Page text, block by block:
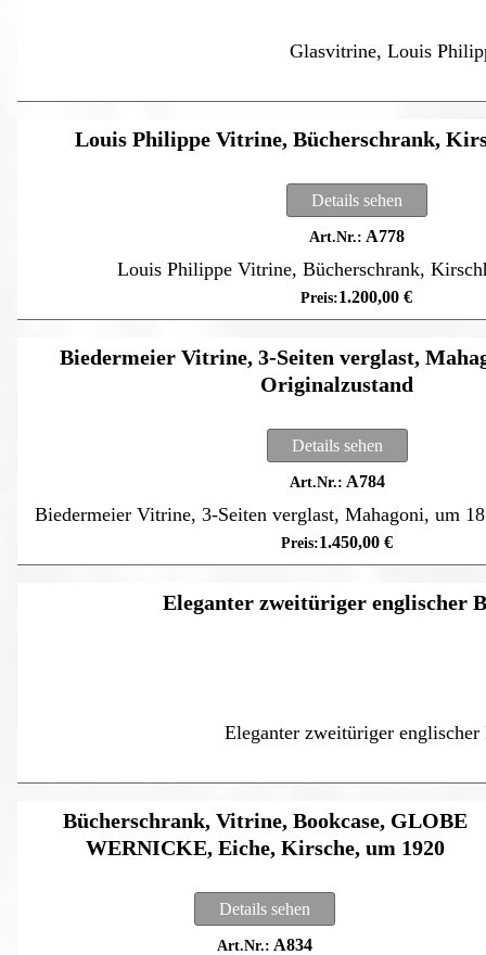
Glasvitrine, Louis
Louis Philippe Vitrine, Bücherschrank,
Details sehen
A778
Louis Philippe Vitrine, Bücherschrank,
1.200,00 €
Biedermeier Vitrine, 3-Seiten verglast,
Originalzustand
Details sehen
A784
Biedermeier Vitrine, 3-Seiten verglast, Mahagoni, um
1.450,00 €
Eleganter zweitüriger englischer
Eleganter zweitüriger
Bücherschrank, Vitrine, Bookcase, GLOBE
WERNICKE, Eiche, Kirsche, um 1920
Details sehen
A834